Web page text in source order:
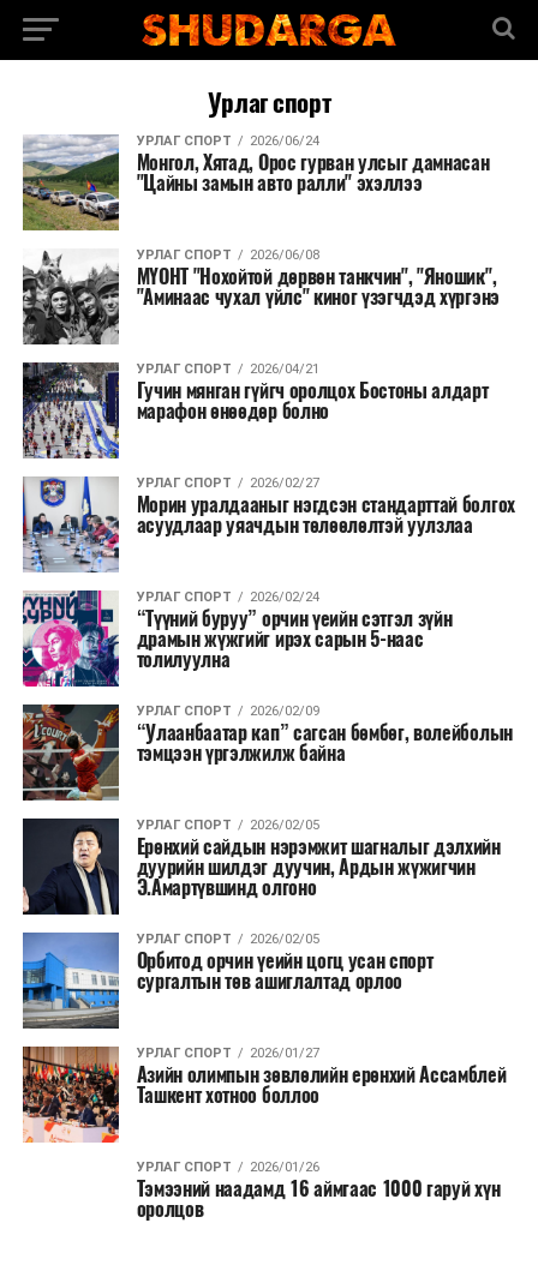
Урлаг спорт
УРЛАГ СПОРТ 2026/06/24
Монгол, Хятад, Орос гурван улсыг дамнасан
"Цайны замын авто ралли" эхэллээ
УРЛАГ СПОРТ 2026/06/08
МҮОНТ "Нохойтой дөрвөн танкчин", "Яношик",
"Аминаас чухал үйлс" киног үзэгчдэд хүргэнэ
УРЛАГ СПОРТ 2026/04/21
Гучин мянган гүйгч оролцох Бостоны алдарт
марафон өнөөдөр болно
УРЛАГ СПОРТ 2026/02/27
Морин уралдааныг нэгдсэн стандарттай болгох
асуудлаар уяачдын төлөөлөлтэй уулзлаа
УРЛАГ СПОРТ 2026/02/24
“Түүний буруу” орчин үеийн сэтгэл зүйн
драмын жүжгийг ирэх сарын 5-наас
толилуулна
УРЛАГ СПОРТ 2026/02/09
“Улаанбаатар кап” сагсан бөмбөг, волейболын
тэмцээн үргэлжилж байна
УРЛАГ СПОРТ 2026/02/05
Ерөнхий сайдын нэрэмжит шагналыг дэлхийн
дуурийн шилдэг дуучин, Ардын жүжигчин
Э.Амартүвшинд олгоно
УРЛАГ СПОРТ 2026/02/05
Орбитод орчин үеийн цогц усан спорт
сургалтын төв ашиглалтад орлоо
УРЛАГ СПОРТ 2026/01/27
Азийн олимпын зөвлөлийн ерөнхий Ассамблей
Ташкент хотноо боллоо
УРЛАГ СПОРТ 2026/01/26
Тэмээний наадамд 16 аймгаас 1000 гаруй хүн
оролцов